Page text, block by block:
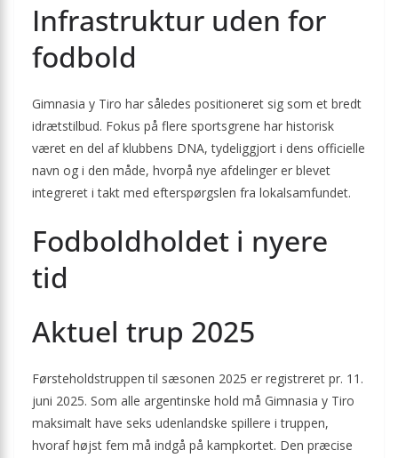
Infrastruktur uden for
fodbold
Gimnasia y Tiro har således positioneret sig som et bredt
idræts­tilbud. Fokus på flere sportsgrene har historisk
været en del af klubbens DNA, tydeliggjort i dens officielle
navn og i den måde, hvorpå nye afdelinger er blevet
integreret i takt med efterspørgslen fra lokal­samfundet.
Fodboldholdet i nyere
tid
Aktuel trup 2025
Førsteholdstruppen til sæsonen 2025 er registreret pr. 11.
juni 2025. Som alle argentinske hold må Gimnasia y Tiro
maksimalt have seks udenlandske spillere i truppen,
hvoraf højst fem må indgå på kamp­kortet. Den præcise